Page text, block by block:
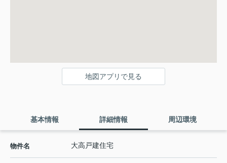
地図アプリで見る
基本情報 詳細情報 周辺環境
物件名 大高戸建住宅